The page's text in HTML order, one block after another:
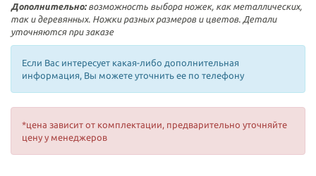
Дополнительно:возможность выбора ножек, как металлических,
так и деревянных. Ножки разных размеров и цветов. Детали
уточняются при заказе
Если Вас интересует какая-либо дополнительная
информация, Вы можете уточнить ее по телефону
*цена зависит от комплектации, предварительно уточняйте
цену у менеджеров